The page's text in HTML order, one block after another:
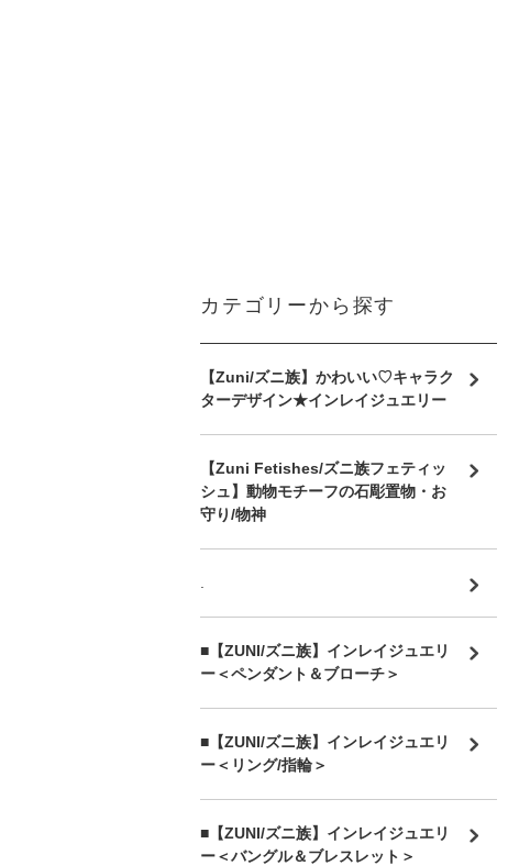
カテゴリーから探す
【Zuni/ズニ族】かわいい♡キャラク
ターデザイン★インレイジュエリー
【Zuni Fetishes/ズニ族フェティッ
シュ】動物モチーフの石彫置物・お
守り/物神
■【ZUNI/ズニ族】インレイジュエリ
ー＜ペンダント＆ブローチ＞
■【ZUNI/ズニ族】インレイジュエリ
ー＜リング/指輪＞
■【ZUNI/ズニ族】インレイジュエリ
ー＜バングル＆ブレスレット＞